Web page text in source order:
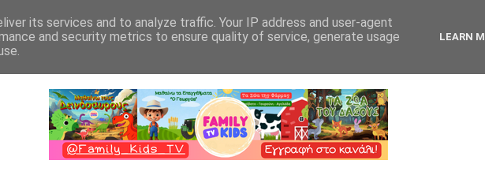
Ανακοίνωση Επικοινωνία
ΑΣΤΑΚΌΣ Ο Σύλλογος Γυναικών Αστακού σας καλεί στην Έκθεση Τοπικών
its services and to analyze traffic. Your IP address and user-agent
and security metrics to ensure quality of service, generate usage
LEARN